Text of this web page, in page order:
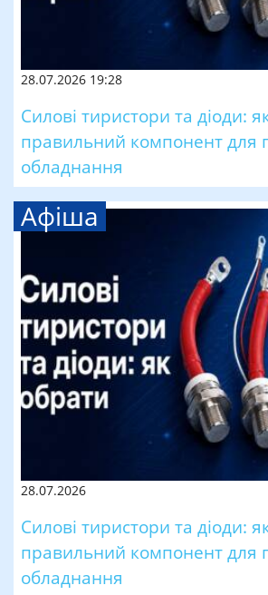
28.07.2026 19:28
Силові тиристори та діоди:
правильний компонент для
обладнання
Афіша
28.07.2026
Силові тиристори та діоди:
правильний компонент для
обладнання